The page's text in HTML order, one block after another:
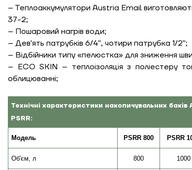
– Теплоаккумулятори Austria Email
37-2;
– Пошаровий нагрів води;
– Дев'ять патрубків 6/4", чотири патрубка 1/2";
– Відбійники типу «пелюстка» для зниження
– ECO SKIN – теплоізоляція з поліестеру
облицюванні;
Технічні характеристики накопичувальних
PSRR:
Модель PSRR 800 PSRR
Об'єм, л 800 1000
Необхідна